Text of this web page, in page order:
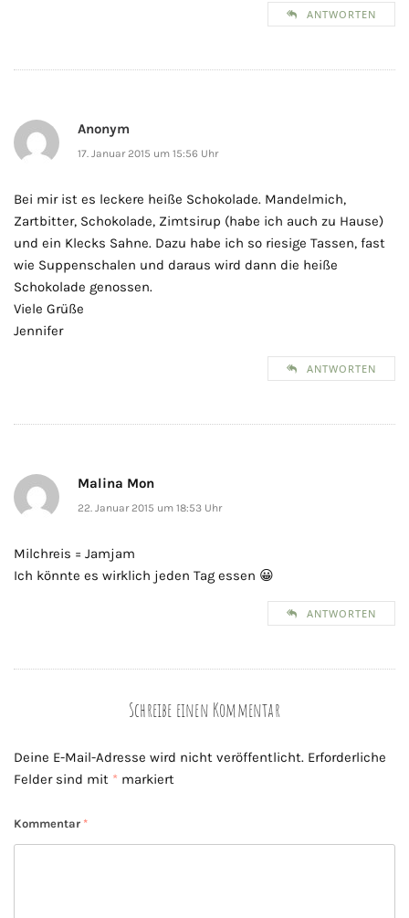
ANTWORTEN
Anonym
17. Januar 2015 um 15:56 Uhr
Bei mir ist es leckere heiße Schokolade. Mandelmich,
Zartbitter, Schokolade, Zimtsirup (habe ich auch zu Hause)
und ein Klecks Sahne. Dazu habe ich so riesige Tassen, fast
wie Suppenschalen und daraus wird dann die heiße
Schokolade genossen.
Viele Grüße
Jennifer
ANTWORTEN
Malina Mon
22. Januar 2015 um 18:53 Uhr
Milchreis = Jamjam
Ich könnte es wirklich jeden Tag essen 😀
ANTWORTEN
Schreibe einen Kommentar
Deine E-Mail-Adresse wird nicht veröffentlicht. Erforderliche
Felder sind mit * markiert
Kommentar *